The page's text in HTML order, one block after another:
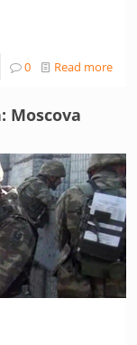
0 Read more
Moscova